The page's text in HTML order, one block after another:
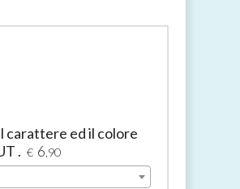
carattere ed il colore
. € 6 ,90